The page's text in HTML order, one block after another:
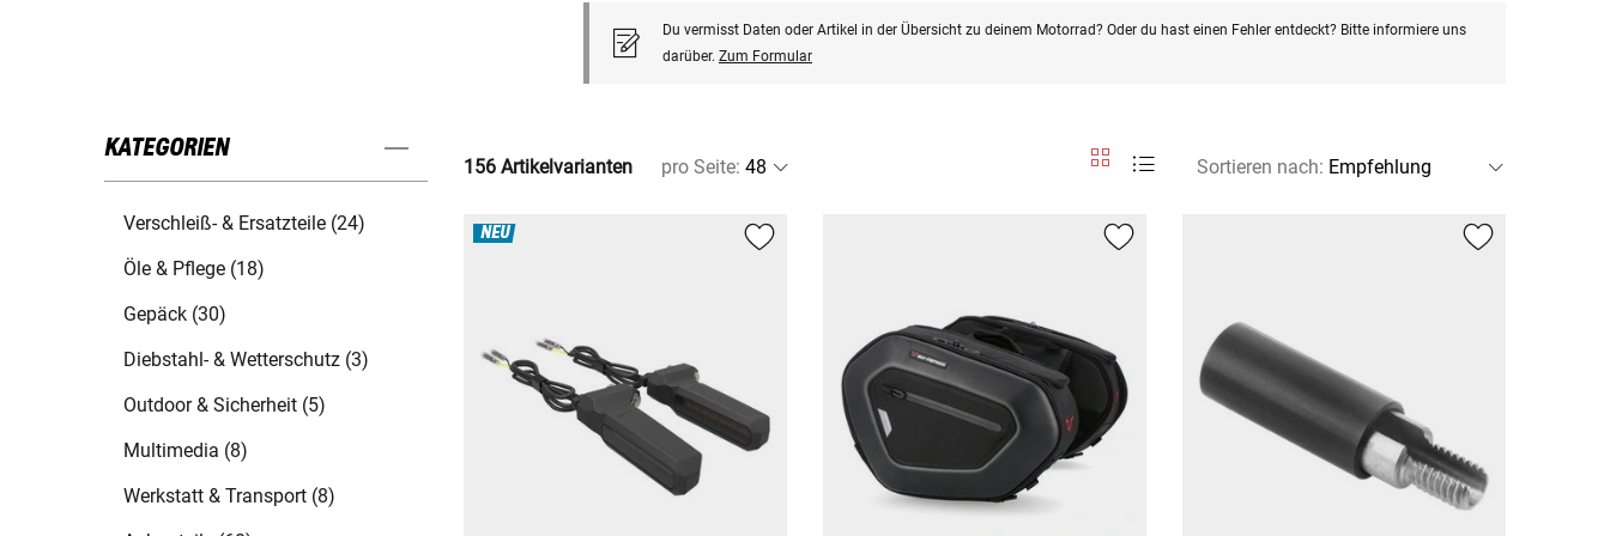
Du vermisst Daten oder Artikel in der Übersicht zu deinem Motorrad? Oder du hast einen Fehler entdeckt? Bitte informiere uns
darüber. Zum Formular
KATEGORIEN
Verschleiß- & Ersatzteile (24)
Öle & Pflege (18)
Gepäck (30)
Diebstahl- & Wetterschutz (3)
Outdoor & Sicherheit (5)
Multimedia (8)
Werkstatt & Transport (8)
156 Artikelvarianten pro Seite: Sortieren nach:
NEU